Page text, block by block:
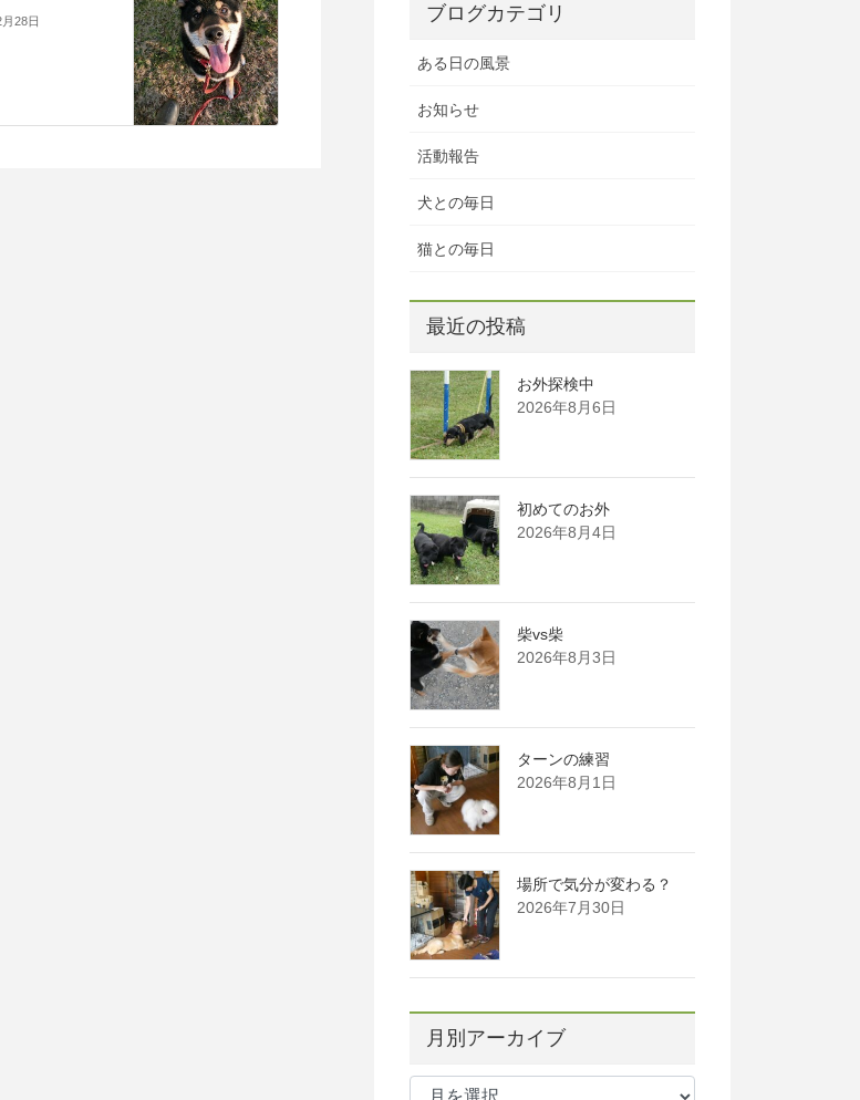
28日 ブログカテゴリ
ある日の風景
お知らせ
活動報告
犬との毎日
猫との毎日
最近の投稿
お外探検中
2026年8月6日
初めてのお外
2026年8月4日
柴vs柴
2026年8月3日
ターンの練習
2026年8月1日
場所で気分が変わる？
2026年7月30日
月別アーカイブ
月